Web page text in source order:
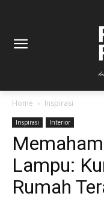
Home Inspirasi
Inspirasi Interior
Lampu:
Rumah